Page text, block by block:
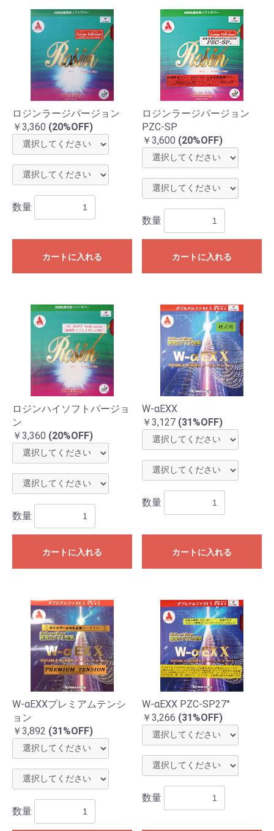
ロジンラージバージョン
￥3,360 (20%OFF)
数量
カートに入れる
ロジンラージバージョン
PZC-SP
￥3,600 (20%OFF)
数量
カートに入れる
ロジンハイソフトバージョ
ン
￥3,360 (20%OFF)
数量
カートに入れる
W-αEXX
￥3,127 (31%OFF)
数量
カートに入れる
W-αEXXプレミアムテンシ
ョン
￥3,892 (31%OFF)
数量
W-αEXX PZC-SP27°
￥3,266 (31%OFF)
数量
カートへ進む